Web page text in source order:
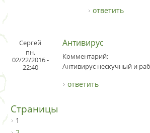
ответить
Сергей
пн,
02/22/2016 -
22:40
Антивирус
Комментарий:
Антивирус нескучный и
ответить
Страницы
1